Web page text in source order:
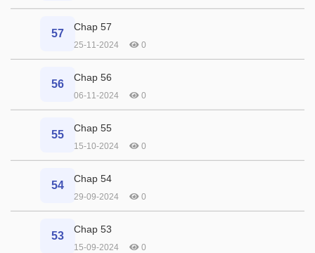
57
Chap 57
25-11-2024 0
56
Chap 56
06-11-2024 0
55
Chap 55
15-10-2024 0
54
Chap 54
29-09-2024 0
53
Chap 53
15-09-2024 0